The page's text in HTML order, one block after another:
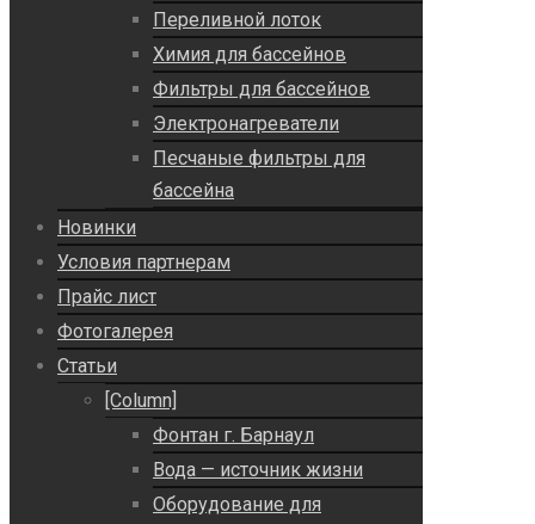
Переливной лоток
Химия для бассейнов
Фильтры для бассейнов
Электронагреватели
Песчаные фильтры для
бассейна
Новинки
Условия партнерам
Прайс лист
Фотогалерея
Статьи
[Column]
Фонтан г. Барнаул
Вода — источник жизни
Оборудование для